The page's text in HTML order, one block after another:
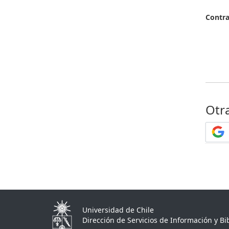
Universidad de Chile
Dirección de Servicios de Información y